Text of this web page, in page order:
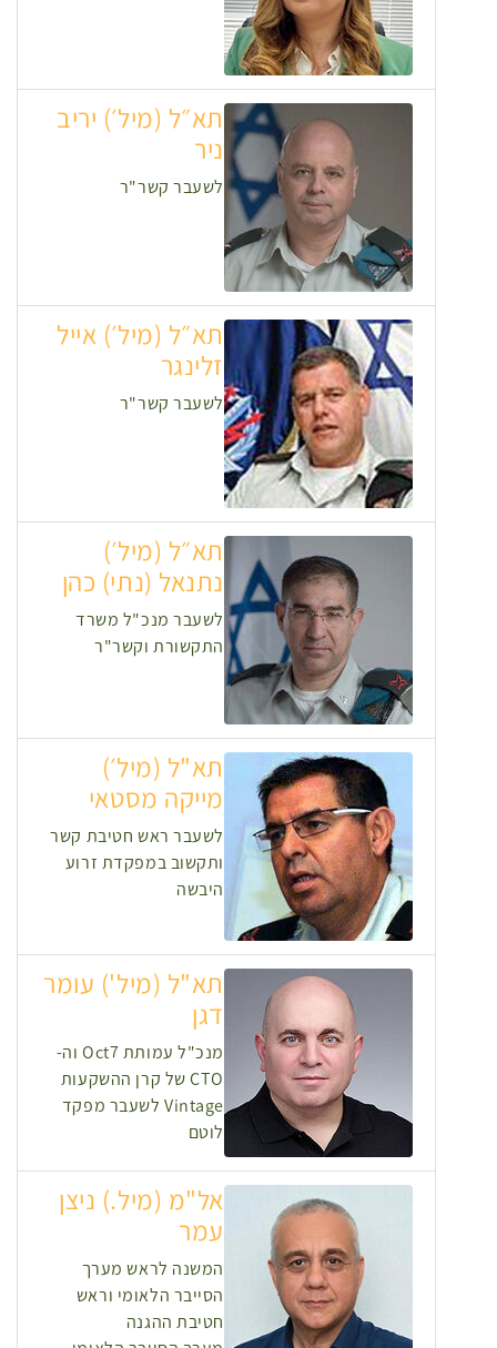
תא״ל (מיל׳) יריב
ניר
לשעבר קשר"ר
תא״ל (מיל׳) אייל
זלינגר
לשעבר קשר"ר
תא״ל (מיל׳)
נתנאל (נתי) כהן
לשעבר מנכ"ל משרד
התקשורת וקשר"ר
תא"ל (מיל׳)
מייקה מסטאי
לשעבר ראש חטיבת קשר
ותקשוב במפקדת זרוע
היבשה
תא"ל (מיל') עומר
דגן
מנכ"ל עמותת Oct7 וה-
CTO של קרן ההשקעות
Vintage לשעבר מפקד
לוטם
אל"מ (מיל.) ניצן
עמר
המשנה לראש מערך
הסייבר הלאומי וראש
חטיבת ההגנה